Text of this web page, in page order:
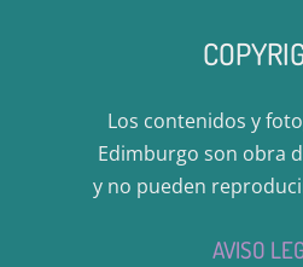
Los contenidos y
Edimburgo son obra
y no pueden
AVISO